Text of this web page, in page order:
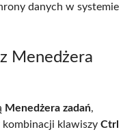
danych w systemie
Menedżera
Menedżera zadań,
klawiszy Ctrl